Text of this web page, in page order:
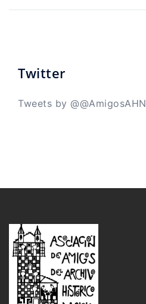
entradas
Twitter
Tweets by @@AmigosAHN